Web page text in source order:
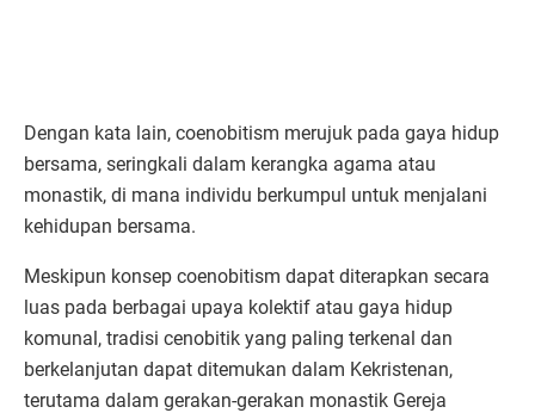
Dengan kata lain, coenobitism merujuk pada gaya hidup
bersama, seringkali dalam kerangka agama atau
monastik, di mana individu berkumpul untuk menjalani
kehidupan bersama.
Meskipun konsep coenobitism dapat diterapkan secara
luas pada berbagai upaya kolektif atau gaya hidup
komunal, tradisi cenobitik yang paling terkenal dan
berkelanjutan dapat ditemukan dalam Kekristenan,
terutama dalam gerakan-gerakan monastik Gereja